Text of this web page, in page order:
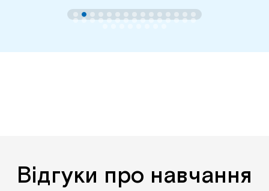
Відгуки про навчання